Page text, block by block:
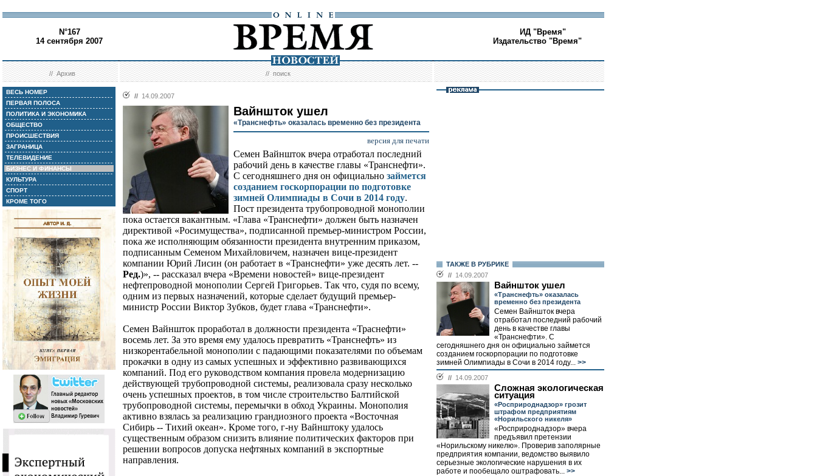
N°167
14 сентября 2007
ИД "Время"
Издательство "Время"
//Архив //поиск
ВЕСЬ НОМЕР
ПЕРВАЯ ПОЛОСА
ПОЛИТИКА И ЭКОНОМИКА
ОБЩЕСТВО
ПРОИСШЕСТВИЯ
ЗАГРАНИЦА
ТЕЛЕВИДЕНИЕ
БИЗНЕС И ФИНАНСЫ
КУЛЬТУРА
СПОРТ
КРОМЕ ТОГО
// 14.09.2007
Вайншток ушел
«Транснефть» оказалась временно без президента
версия для печати
Семен Вайншток вчера отработал последний
рабочий день в качестве главы «Транснефти».
С сегодняшнего дня он официально займется
созданием госкорпорации по подготовке
зимней Олимпиады в Сочи в 2014 году.
Пост президента трубопроводной монополии
пока остается вакантным. «Глава «Транснефти» должен быть назначен
директивой «Росимущества», подписанной премьер-министром России,
пока же исполняющим обязанности президента внутренним приказом,
подписанным Семеном Михайловичем, назначен вице-президент
компании Юрий Лисин (он работает в «Транснефти» уже десять лет. --
Ред.)», -- рассказал вчера «Времени новостей» вице-президент
нефтепроводной монополии Сергей Григорьев. Так что, судя по всему,
одним из первых назначений, которые сделает будущий премьер-
министр России Виктор Зубков, будет глава «Транснефти».
Семен Вайншток проработал в должности президента «Траснефти»
восемь лет. За это время ему удалось превратить «Транснефть» из
низкорентабельной монополии с падающими показателями по объемам
прокачки в одну из самых успешных и эффективно развивающихся
компаний. Под его руководством компания провела модернизацию
действующей трубопроводной системы, реализовала сразу несколько
очень успешных проектов, в том числе строительство Балтийской
трубопроводной системы, перемычки в обход Украины. Монополия
активно взялась за реализацию грандиозного проекта «Восточная
Сибирь -- Тихий океан». Кроме того, г-ну Вайнштоку удалось
существенным образом снизить влияние политических факторов при
решении вопросов допуска нефтяных компаний в экспортные
направления.
ТАКЖЕ В РУБРИКЕ
// 14.09.2007
Вайншток ушел
«Транснефть» оказалась
временно без президента
Семен Вайншток вчера
отработал последний рабочий
день в качестве главы
«Транснефти». С
сегодняшнего дня он официально займется
созданием госкорпорации по подготовке
зимней Олимпиады в Сочи в 2014 году... >>
// 14.09.2007
Сложная экологическая
ситуация
«Росприроднадзор» грозит
штрафом предприятиям
«Норильского никеля»
«Росприроднадзор» вчера
предъявил претензии
«Норильскому никелю». Проверив заполярные
предприятия компании, ведомство выявило
серьезные экологические нарушения в их
работе и пообещало оштрафовать... >>